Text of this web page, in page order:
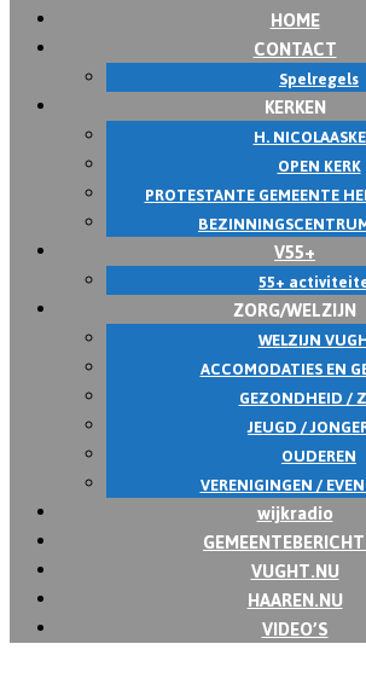
HOME
CONTACT
Spelregels
KERKEN
H.
OPEN KERK
PROTESTANTE GEMEENTE
V55+
55+
ZORG/WELZIJN
WELZIJN
ACCOMODATIES EN
GEZONDHEID /
JEUGD /
OUDEREN
VERENIGINGEN /
wijkradio
VUGHT.NU
HAAREN.NU
VIDEO’S